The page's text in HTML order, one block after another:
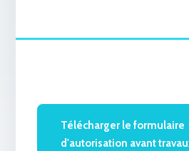
Télécharger le formulaire
d'autorisation avant